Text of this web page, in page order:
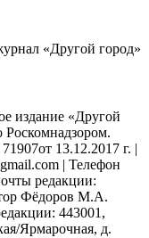
«Другой город»
издание «Другой
Роскомнадзором.
13.12.2017 г. |
| Телефон
редакции:
Фёдоров М.А.
443001,
Ярмарочная, д.